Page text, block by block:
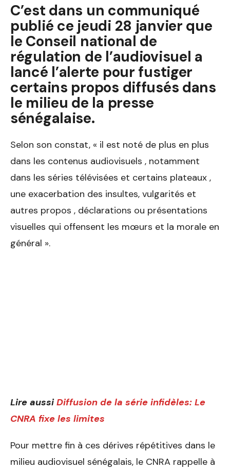
C’est dans un communiqué
publié ce jeudi 28 janvier que
le Conseil national de
régulation de l’audiovisuel a
lancé l’alerte pour fustiger
certains propos diffusés dans
le milieu de la presse
sénégalaise.
Selon son constat, « il est noté de plus en plus
dans les contenus audiovisuels , notamment
dans les séries télévisées et certains plateaux ,
une exacerbation des insultes, vulgarités et
autres propos , déclarations ou présentations
visuelles qui offensent les mœurs et la morale en
général ».
Lire aussiDiffusion de la série infidèles: Le
CNRA fixe les limites
Pour mettre fin à ces dérives répétitives dans le
milieu audiovisuel sénégalais, le CNRA rappelle à